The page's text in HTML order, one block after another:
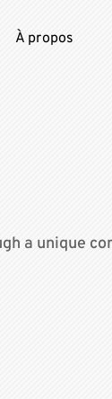
À propos
a unique